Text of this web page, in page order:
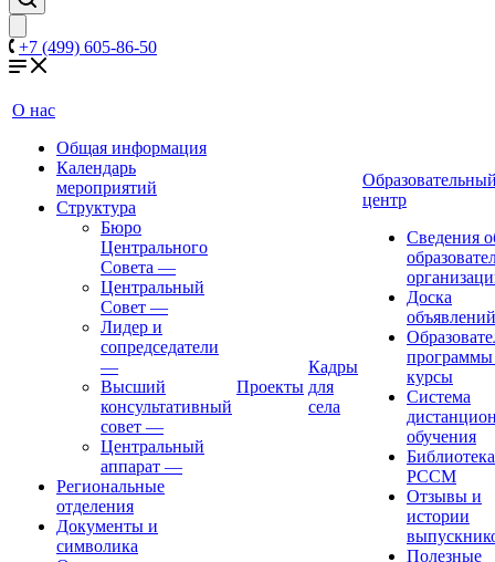
+7 (499) 605-86-50
О нас
Общая информация
Календарь
мероприятий
Структура
Бюро
Центрального
Совета —
Центральный
Совет —
Лидер и
сопредседатели
—
Высший
консультативный
совет —
Центральный
аппарат —
Региональные
отделения
Документы и
символика
Проекты
Кадры
для
села
центр
Сведения
Доска
объявлений
курсы
Система
обучения
Библиотека
РССМ
Отзывы и
истории
Полезные